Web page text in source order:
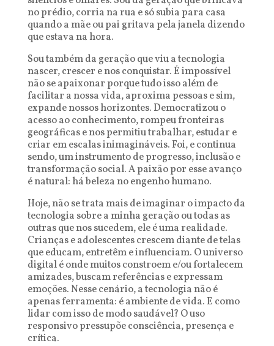
no prédio, corria na rua e só subia para casa
quando a mãe ou pai gritava pela janela dizendo
que estava na hora.
Sou também da geração que viu a tecnologia
nascer, crescer e nos conquistar. É impossível
não se apaixonar porque tudo isso além de
facilitar a nossa vida, aproxima pessoas e sim,
expande nossos horizontes. Democratizou o
acesso ao conhecimento, rompeu fronteiras
geográficas e nos permitiu trabalhar, estudar e
criar em escalas inimagináveis. Foi, e continua
sendo, um instrumento de progresso, inclusão e
transformação social. A paixão por esse avanço
é natural: há beleza no engenho humano.
Hoje, não se trata mais de imaginar o impacto da
tecnologia sobre a minha geração ou todas as
outras que nos sucedem, ele é uma realidade.
Crianças e adolescentes crescem diante de telas
que educam, entretêm e influenciam. O universo
digital é onde muitos constroem e/ou fortalecem
amizades, buscam referências e expressam
emoções. Nesse cenário, a tecnologia não é
apenas ferramenta: é ambiente de vida. E como
lidar com isso de modo saudável? O uso
responsivo pressupõe consciência, presença e
crítica.